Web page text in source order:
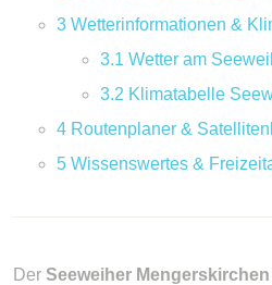
3 Wetterinformationen &
3.1 Wetter am
3.2 Klimatabelle
4 Routenplaner &
5 Wissenswertes &
Der Seeweiher Mengerskirchen